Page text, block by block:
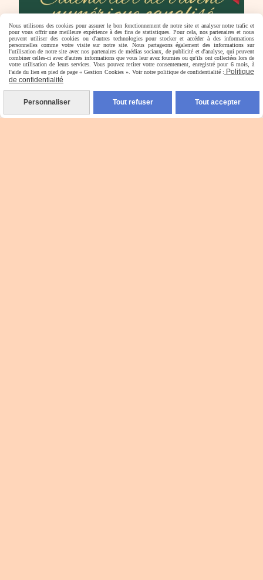
Nous utilisons des cookies pour assurer le bon fonctionnement de notre site et analyser notre trafic et
pour vous offrir une meilleure expérience à des fins de statistiques. Pour cela, nos partenaires et nous
peuvent utiliser des cookies ou d'autres technologies pour stocker et accéder à des informations
personnelles comme votre visite sur notre site. Nous partageons également des informations sur
l'utilisation de notre site avec nos partenaires de médias sociaux, de publicité et d'analyse, qui peuvent
combiner celles-ci avec d'autres informations que vous leur avez fournies ou qu'ils ont collectées lors de
votre utilisation de leurs services. Vous pouvez retirer votre consentement, enregistré pour 6 mois, à
l'aide du lien en pied de page « Gestion Cookies ». Voir notre politique de confidentialité : Politique
de confidentialité
Personnaliser Tout refuser Tout accepter